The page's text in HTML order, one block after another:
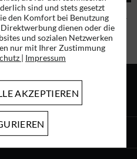
zur Kenntnis genommen.
UNS
sind und stets gesetzt
den Komfort bei Benutzung
dienen oder die
und sozialen Netzwerken
nur mit Ihrer Zustimmung
| Impressum
AKZEPTIEREN